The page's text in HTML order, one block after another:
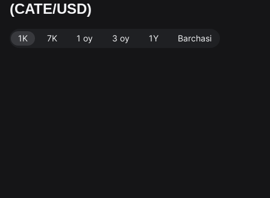
(CATE/USD)
1K 7K 1 oy 3 oy 1Y Barchasi